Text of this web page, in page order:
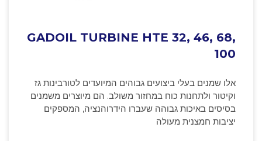
GADOIL TURBINE HTE 32, 46, 68,
100
אלו שמנים בעלי ביצועים גבוהים המיועדים לטורבינות גז
וקיטור ולתחנות כוח במחזור משולב. הם מיוצרים משמנים
בסיסים באיכות גבוהה שעברו הידרוהנציה, המספקים
יציבות חמצנית מעולה